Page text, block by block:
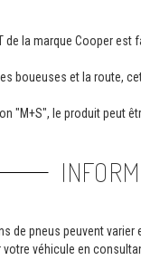
de la marque Cooper
boueuses et la route,
"M+S", le produit peut
de pneus peuvent
véhicule en